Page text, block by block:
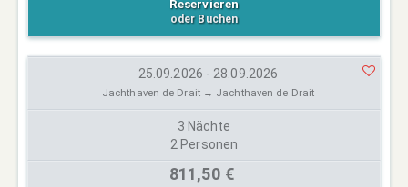
Reservieren
oder Buchen
25.09.2026 - 28.09.2026
Jachthaven de Drait → Jachthaven de Drait
3 Nächte
2 Personen
811,50 €